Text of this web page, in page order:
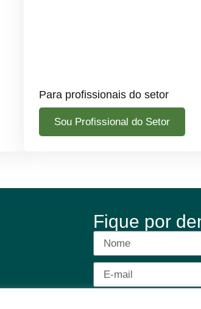
Para profissionais do setor
Sou Profissional do Setor
Fique por